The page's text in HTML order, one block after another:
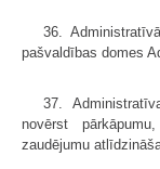
36.
pašvaldības domes
37.
novērst
zaudējumu